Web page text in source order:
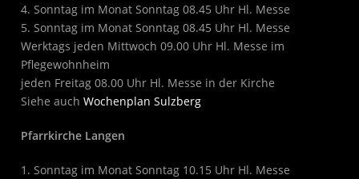
4. Sonntag im Monat Sonntag 08.45 Uhr Hl. Messe
5. Sonntag im Monat Sonntag 08.45 Uhr Hl. Messe
Werktags jeden Mittwoch 09.00 Uhr Hl. Messe im
Pflegewohnheim
jeden Freitag 08.00 Uhr Hl. Messe in der Kirche
Siehe auchWochenplan Sulzberg
Pfarrkirche Langen
1. Sonntag im Monat Sonntag 10.15 Uhr Hl. Messe